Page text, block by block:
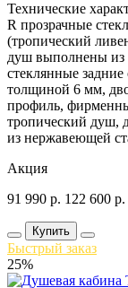
Технические
R прозрачные
(тропический
душ выполнены из
стеклянные
толщиной 6 мм,
профиль,
тропический душ,
из нержавеющей
Акция
91 990 р. 122 600 р.
Купить
Быстрый заказ
25%